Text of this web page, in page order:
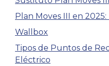
Plan Moves III en
Wallbox
Tipos de Puntos de
Eléctrico